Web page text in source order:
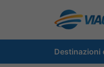
contenuto
Destinazioni